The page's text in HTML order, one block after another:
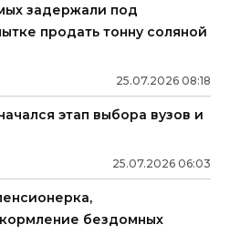
задержали под
продать тонну соляной
25.07.2026 08:18
этап выбора вузов и
25.07.2026 06:03
бездомных